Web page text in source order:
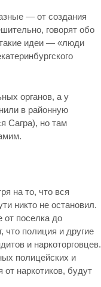
— от создания
говорят обо
идеи — «люди
органов, а у
в районную
Сагра), но там
на то, что вся
никто не остановил.
от поселка до
полиция и другие
и наркоторговцев.
полицейских и
наркотиков, будут